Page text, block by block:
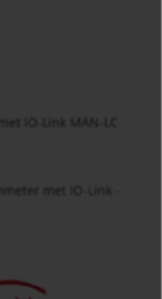
IO-Link MAN-LC
met IO-Link -